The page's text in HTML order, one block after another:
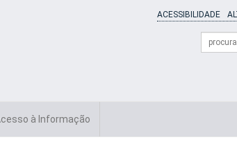
ACESSIBILIDADE
Campo
de
à Informação